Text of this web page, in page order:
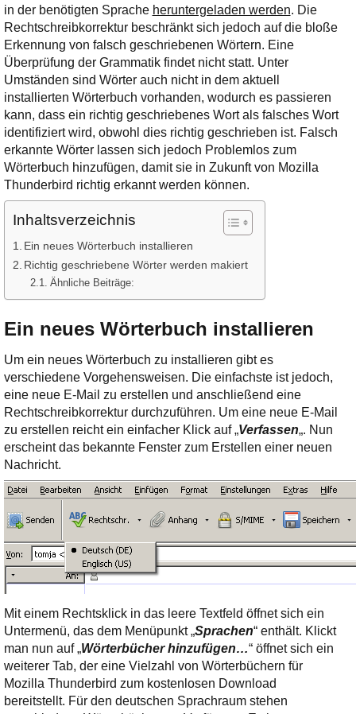
in der benötigten Sprache heruntergeladen werden. Die
Rechtschreibkorrektur beschränkt sich jedoch auf die bloße
Erkennung von falsch geschriebenen Wörtern. Eine
Überprüfung der Grammatik findet nicht statt. Unter
Umständen sind Wörter auch nicht in dem aktuell
installierten Wörterbuch vorhanden, wodurch es passieren
kann, dass ein richtig geschriebenes Wort als falsches Wort
identifiziert wird, obwohl dies richtig geschrieben ist. Falsch
erkannte Wörter lassen sich jedoch Problemlos zum
Wörterbuch hinzufügen, damit sie in Zukunft von Mozilla
Thunderbird richtig erkannt werden können.
Inhaltsverzeichnis
Ein neues Wörterbuch installieren
Richtig geschriebene Wörter werden makiert
Ähnliche Beiträge:
Ein neues Wörterbuch installieren
Um ein neues Wörterbuch zu installieren gibt es
verschiedene Vorgehensweisen. Die einfachste ist jedoch,
eine neue E-Mail zu erstellen und anschließend eine
Rechtschreibkorrektur durchzuführen. Um eine neue E-Mail
zu erstellen reicht ein einfacher Klick auf „Verfassen„. Nun
erscheint das bekannte Fenster zum Erstellen einer neuen
Nachricht.
Mit einem Rechtsklick in das leere Textfeld öffnet sich ein
Untermenü, das dem Menüpunkt „Sprachen“ enthält. Klickt
man nun auf „Wörterbücher hinzufügen…“ öffnet sich ein
weiterer Tab, der eine Vielzahl von Wörterbüchern für
Mozilla Thunderbird zum kostenlosen Download
bereitstellt. Für den deutschen Sprachraum stehen
E-Mail bestätigen